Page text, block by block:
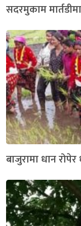
सदरमुकाम
बाजुरामा धान